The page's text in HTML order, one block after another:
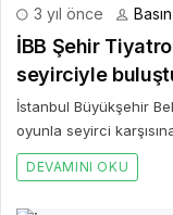
3 yıl önce
İBB Şehir
seyirciyle
İstanbul Büyükşehir
oyunla seyirci
DEVAMINI OKU